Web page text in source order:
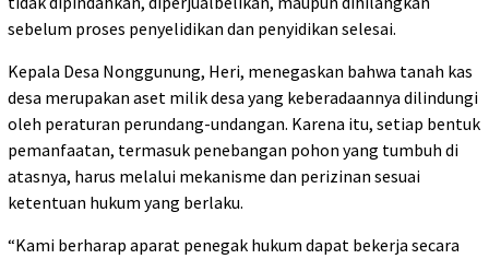
sebelum proses penyelidikan dan penyidikan selesai.
Kepala Desa Nonggunung, Heri, menegaskan bahwa tanah kas
desa merupakan aset milik desa yang keberadaannya dilindungi
oleh peraturan perundang-undangan. Karena itu, setiap bentuk
pemanfaatan, termasuk penebangan pohon yang tumbuh di
atasnya, harus melalui mekanisme dan perizinan sesuai
ketentuan hukum yang berlaku.
“Kami berharap aparat penegak hukum dapat bekerja secara